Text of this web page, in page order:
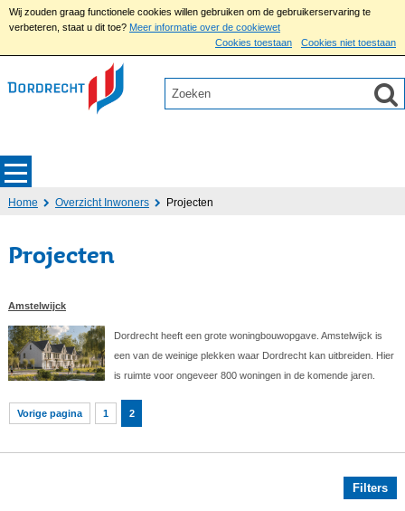
Wij zouden graag functionele cookies willen gebruiken om de gebruikerservaring te
verbeteren, staat u dit toe? Meer informatie over de cookiewet
Cookies toestaan
Cookies niet toestaan
Home Overzicht Inwoners Projecten
Projecten
Amstelwijck
Dordrecht heeft een grote woningbouwopgave. Amstelwijck is
een van de weinige plekken waar Dordrecht kan uitbreiden. Hier
is ruimte voor ongeveer 800 woningen in de komende jaren.
Vorige pagina 1 2
Filters